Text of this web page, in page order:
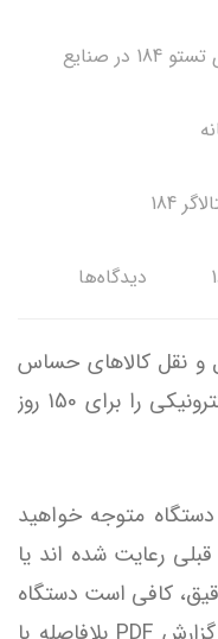
در صنایع
184
دیدگاه‌ها
و نقل کالاهای حساس
مانند دارو، مواد غذایی یا لوازم الکترونیکی را برای 150 روز
متوجه خواهید
رعایت شده اند یا
کافی است دستگاه